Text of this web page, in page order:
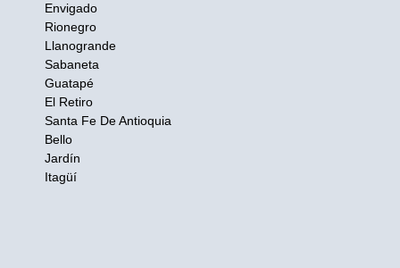
Envigado
Rionegro
Llanogrande
Sabaneta
Guatapé
El Retiro
Santa Fe De Antioquia
Bello
Jardín
Itagüí